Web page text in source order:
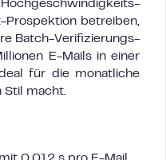
Prospektion betreiben,
Batch-Verifizierungs-
E-Mails in einer
für die monatliche
Stil macht.